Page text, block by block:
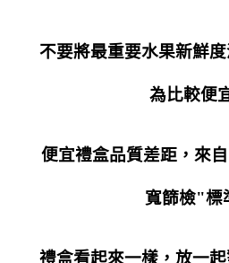
不要將最重要水果新鮮
為比較便
便宜禮盒品質差距，來
寬篩檢"標
禮盒看起來一樣，放一